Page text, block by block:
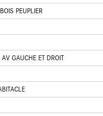
PEUPLIER
GAUCHE ET DROIT